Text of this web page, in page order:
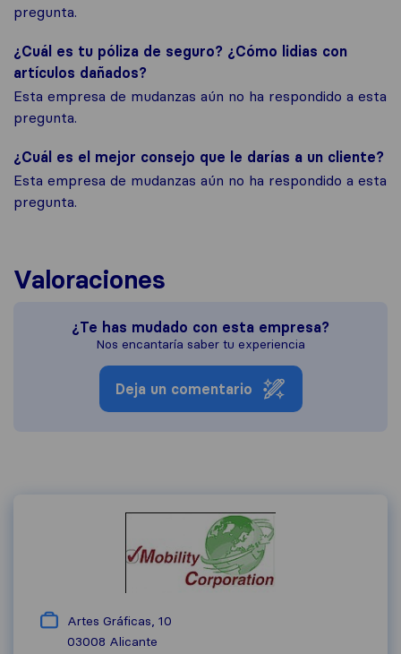
pregunta.
¿Cuál es tu póliza de seguro? ¿Cómo lidias con
artículos dañados?
Esta empresa de mudanzas aún no ha respondido a esta
pregunta.
¿Cuál es el mejor consejo que le darías a un cliente?
Esta empresa de mudanzas aún no ha respondido a esta
pregunta.
Valoraciones
¿Te has mudado con esta empresa?
Nos encantaría saber tu experiencia
Deja un comentario
Artes Gráficas, 10
03008 Alicante